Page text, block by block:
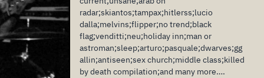
radar;skiantos;tampax;hitlerss;lucio
dalla;melvins;flipper;no trend;black
flag;venditti;neu;holiday inn;man or
astroman;sleep;arturo;pasquale;dwarves;gg
allin;antiseen;sex church;middle class;killed
by death compilation;and many more….